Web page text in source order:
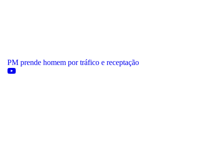
PM prende homem por tráfico e receptação